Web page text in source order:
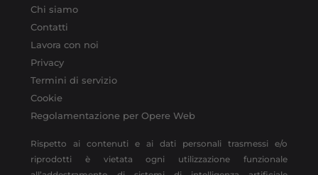
Chi siamo
Contatti
Lavora con noi
Privacy
Termini di servizio
Cookie
Regolamentazione per Opere Web
Rispetto ai contenuti e ai dati personali trasmessi e/o
riprodotti è vietata ogni utilizzazione funzionale